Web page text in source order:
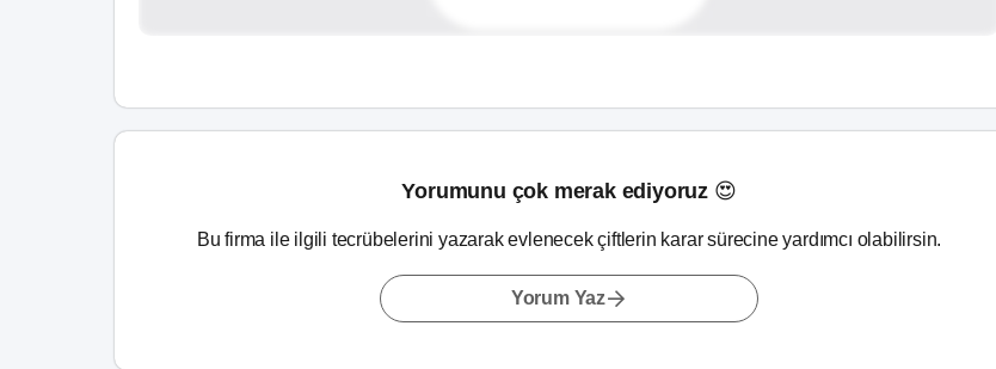
Yorumunu çok merak ediyoruz 😍
Bu firma ile ilgili tecrübelerini yazarak evlenecek çiftlerin karar sürecine yardımcı olabilirsin.
Yorum Yaz